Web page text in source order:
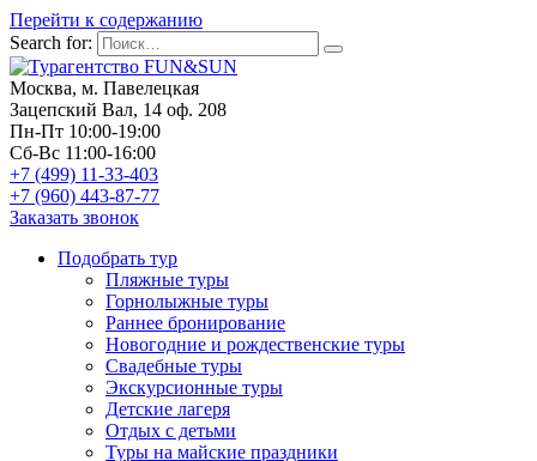
Перейти к содержанию
Search for:
Москва, м. Павелецкая
Зацепский Вал, 14 оф. 208
Пн-Пт 10:00-19:00
Сб-Вс 11:00-16:00
+7 (499) 11-33-403
+7 (960) 443-87-77
Заказать звонок
Подобрать тур
Пляжные туры
Горнолыжные туры
Раннее бронирование
Новогодние и рождественские туры
Свадебные туры
Экскурсионные туры
Детские лагеря
Отдых с детьми
Туры на майские праздники